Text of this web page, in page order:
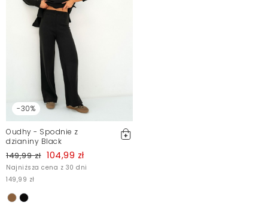
-30%
Oudhy - Spodnie z
dzianiny Black
149,99 zł 104,99 zł
Najniższa cena z 30 dni
149,99 zł